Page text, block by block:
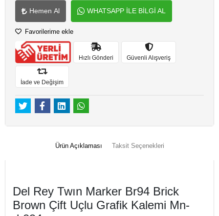
Hemen Al WHATSAPP İLE BİLGİ AL
Favorilerime ekle
Hızlı Gönderi Güvenli Alışveriş
İade ve Değişim
Ürün Açıklaması Taksit Seçenekleri
Del Rey Twın Marker Br94 Brick
Brown Çift Uçlu Grafik Kalemi Mn-